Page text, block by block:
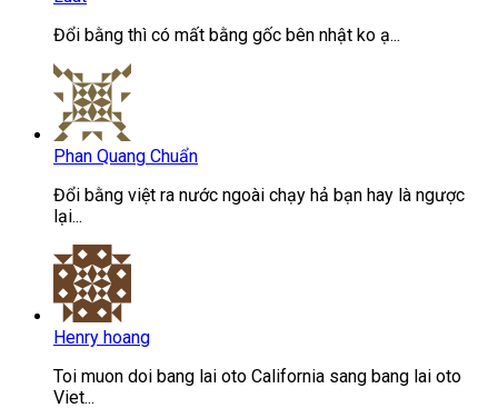
Đổi bằng thì có mất bằng gốc bên nhật ko ạ...
Phan Quang Chuẩn
Đổi bằng việt ra nước ngoài chạy hả bạn hay là ngược
lại...
Henry hoang
Toi muon doi bang lai oto California sang bang lai oto
Viet...